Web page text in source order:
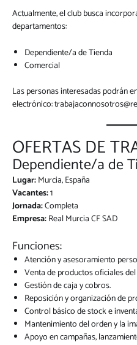
Actualmente, el club busca
departamentos:
Dependiente/a de Tienda
Comercial
Las personas interesadas podrán
electrónico:
OFERTAS DE
Dependiente/a de
Lugar:Murcia, España
Vacantes:1
Jornada:Completa
Empresa:Real Murcia CF SAD
Funciones:
Atención y asesoramiento
Venta de productos oficiales
Gestión de caja y cobros.
Reposición y organización de
Control básico de stock e
Mantenimiento del orden y la
Apoyo en campañas,